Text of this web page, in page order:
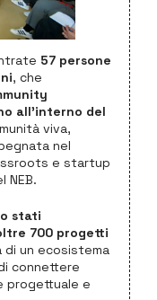
57 persone
, che
all’interno del
viva,
nel
e startup
NEB.
stati
700 progetti
di un ecosistema
connettere
progettuale e